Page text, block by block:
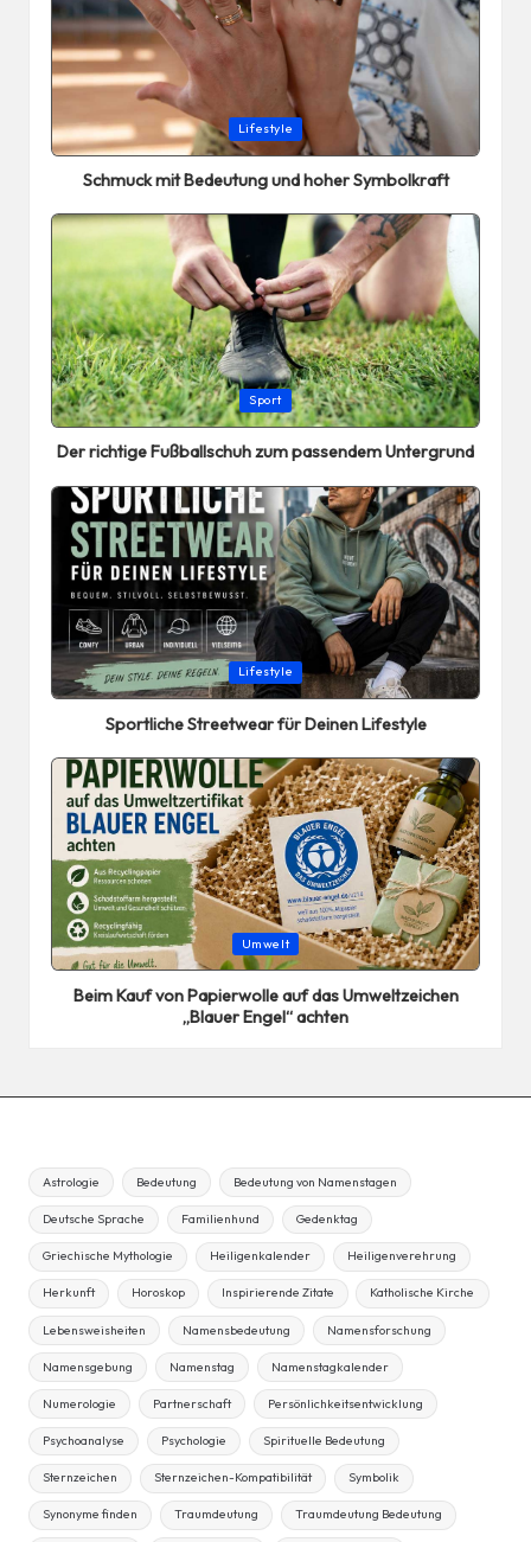
Posted
in
Lifestyle
Schmuck mit Bedeutung und hoher Symbolkraft
Posted
in
Sport
Der richtige Fußballschuh zum passendem Untergrund
Posted
in
Lifestyle
Sportliche Streetwear für Deinen Lifestyle
Posted
in
Umwelt
Beim Kauf von Papierwolle auf das Umweltzeichen
„Blauer Engel“ achten
Astrologie Bedeutung Bedeutung von Namenstagen
Deutsche Sprache Familienhund Gedenktag
Griechische Mythologie Heiligenkalender Heiligenverehrung
Herkunft Horoskop Inspirierende Zitate Katholische Kirche
Lebensweisheiten Namensbedeutung Namensforschung
Namensgebung Namenstag Namenstagkalender
Numerologie Partnerschaft Persönlichkeitsentwicklung
Psychoanalyse Psychologie Spirituelle Bedeutung
Sternzeichen Sternzeichen-Kompatibilität Symbolik
Synonyme finden Traumdeutung Traumdeutung Bedeutung